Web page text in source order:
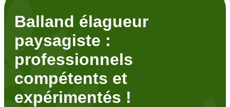
Balland élagueur
paysagiste :
professionnels
compétents et
expérimentés !